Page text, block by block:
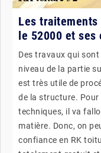
Les traitements
le 52000 et ses
Des travaux qui
niveau de la partie
est très utile de
de la structure.
techniques, il va
matière. Donc, on
confiance en RK